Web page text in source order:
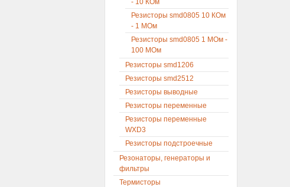
- 10 КОм
Резисторы smd0805 10 КОм
- 1 МОм
Резисторы smd0805 1 МОм -
100 МОм
Резисторы smd1206
Резисторы smd2512
Резисторы выводные
Резисторы переменные
Резисторы переменные
WXD3
Резисторы подстроечные
Резонаторы, генераторы и
фильтры
Термисторы